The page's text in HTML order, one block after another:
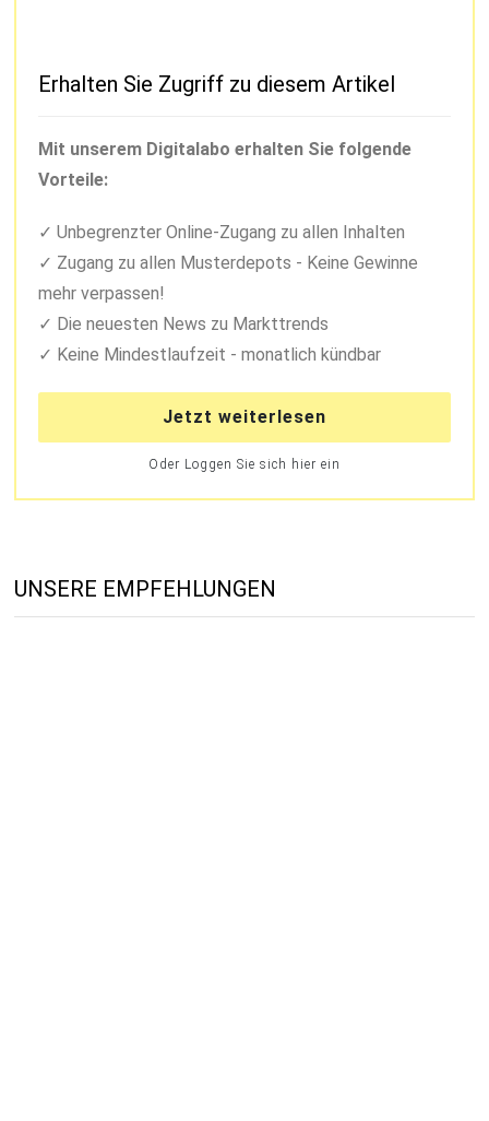
Erhalten Sie Zugriff zu diesem Artikel
Mit unserem Digitalabo erhalten Sie folgende
Vorteile:
Unbegrenzter Online-Zugang zu allen Inhalten
Zugang zu allen Musterdepots - Keine Gewinne
mehr verpassen!
Die neuesten News zu Markttrends
Keine Mindestlaufzeit - monatlich kündbar
Jetzt weiterlesen
Oder Loggen Sie sich hier ein
UNSERE EMPFEHLUNGEN